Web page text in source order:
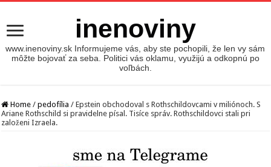
inenoviny
www.inenoviny.sk Informujeme vás, aby ste pochopili, že len vy sám
môžte bojovať za seba. Politici vás oklamu, využijú a odkopnú po
voľbách.
Home / pedofília / Epstein obchodoval s Rothschildovcami v miliónoch. S
Ariane Rothschild si pravidelne písal. Tisíce správ. Rothschildovci stali pri
založeni Izraela.